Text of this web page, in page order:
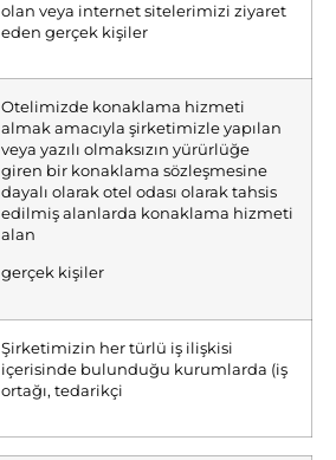
olan veya internet sitelerimizi ziyaret
eden gerçek kişiler
Otelimizde konaklama hizmeti
almak amacıyla şirketimizle yapılan
veya yazılı olmaksızın yürürlüğe
giren bir konaklama sözleşmesine
dayalı olarak otel odası olarak tahsis
edilmiş alanlarda konaklama hizmeti
alan
gerçek kişiler
Şirketimizin her türlü iş ilişkisi
içerisinde bulunduğu kurumlarda (iş
ortağı, tedarikçi